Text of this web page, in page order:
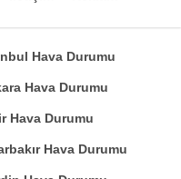
Hava Durumu
Hava Durumu
Hava Durumu
Hava Durumu